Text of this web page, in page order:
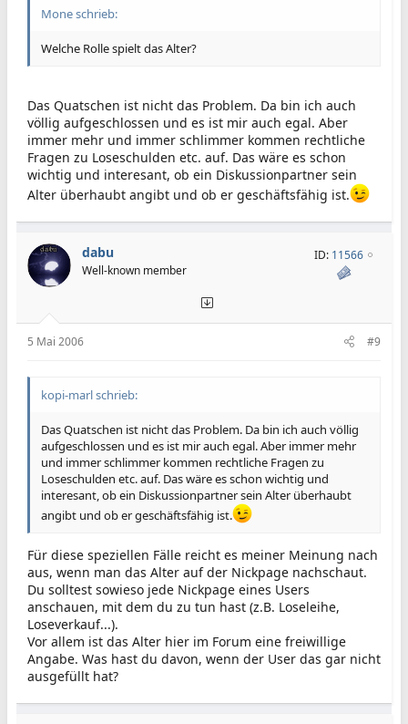
Mone schrieb:
Welche Rolle spielt das Alter?
Das Quatschen ist nicht das Problem. Da bin ich auch
völlig aufgeschlossen und es ist mir auch egal. Aber
immer mehr und immer schlimmer kommen rechtliche
Fragen zu Loseschulden etc. auf. Das wäre es schon
wichtig und interesant, ob ein Diskussionpartner sein
Alter überhaubt angibt und ob er geschäftsfähig ist.
dabu
Well-known member
ID: 11566
5 Mai 2006 #9
kopi-marl schrieb:
Das Quatschen ist nicht das Problem. Da bin ich auch völlig
aufgeschlossen und es ist mir auch egal. Aber immer mehr
und immer schlimmer kommen rechtliche Fragen zu
Loseschulden etc. auf. Das wäre es schon wichtig und
interesant, ob ein Diskussionpartner sein Alter überhaubt
angibt und ob er geschäftsfähig ist.
Für diese speziellen Fälle reicht es meiner Meinung nach
aus, wenn man das Alter auf der Nickpage nachschaut.
Du solltest sowieso jede Nickpage eines Users
anschauen, mit dem du zu tun hast (z.B. Loseleihe,
Loseverkauf...).
Vor allem ist das Alter hier im Forum eine freiwillige
Angabe. Was hast du davon, wenn der User das gar nicht
ausgefüllt hat?